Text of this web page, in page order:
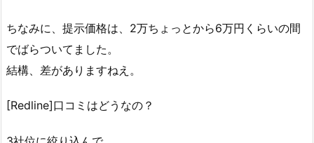
ちなみに、提示価格は、2万ちょっとから6万円くらいの間
でばらついてました。
結構、差がありますねえ。
[Redline]口コミはどうなの？